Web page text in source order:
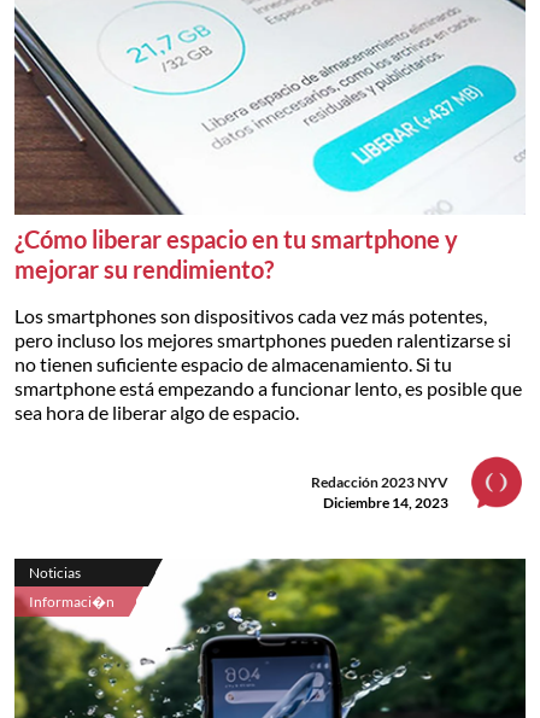
¿Cómo liberar espacio en tu smartphone y
mejorar su rendimiento?
Los smartphones son dispositivos cada vez más potentes,
pero incluso los mejores smartphones pueden ralentizarse si
no tienen suficiente espacio de almacenamiento. Si tu
smartphone está empezando a funcionar lento, es posible que
sea hora de liberar algo de espacio.
Redacción 2023 NYV
Diciembre 14, 2023
Noticias
Informaci�n